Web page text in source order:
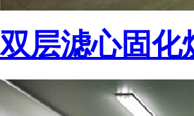
双层滤心固化